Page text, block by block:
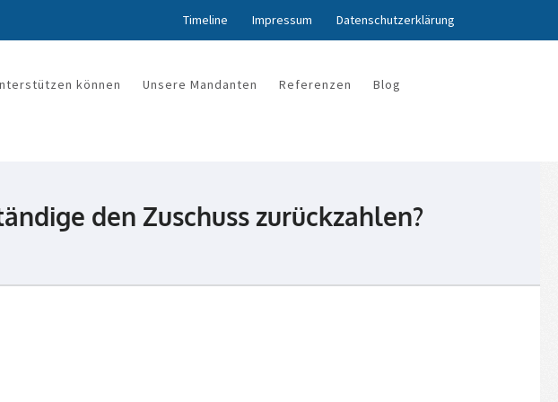
Timeline Impressum Datenschutzerklärung
können Unsere Mandanten Referenzen Blog
den Zuschuss zurückzahlen?